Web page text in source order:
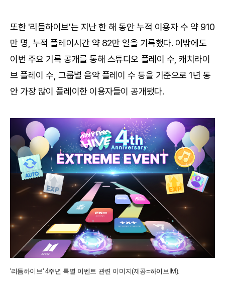
또한 '리듬하이브'는 지난 한 해 동안 누적 이용자 수 약 910
만 명, 누적 플레이시간 약 82만 일을 기록했다. 이밖에도
이번 주요 기록 공개를 통해 스튜디오 플레이 수, 캐치라이
브 플레이 수, 그룹별 음악 플레이 수 등을 기준으로 1년 동
안 가장 많이 플레이한 이용자들이 공개됐다.
'리듬하이브' 4주년 특별 이벤트 관련 이미지(제공=하이브IM).